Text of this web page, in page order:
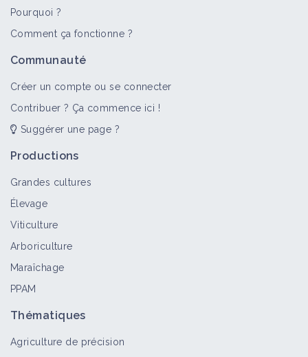
Pourquoi ?
Comment ça fonctionne ?
Communauté
Créer un compte ou se connecter
Contribuer ? Ça commence ici !
Suggérer une page ?
Productions
Grandes cultures
Élevage
Viticulture
Arboriculture
Maraîchage
PPAM
Thématiques
Agriculture de précision